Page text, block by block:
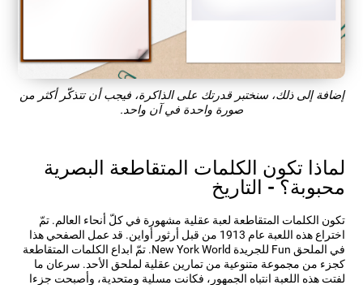
إضافة إلى ذلك، سنختبر قدرتك على الذاكرة، فيجب أن تتذكّر أكثر من
صورة واحدة في آن واحد.
لماذا تكون الكلمات المتقاطعة البصرية
محبوبة؟ - التاريخ
تكون الكلمات المتقاطعة لعبة عقلية مشهورة في كلّ أنحاء العالم. تمّ
اختراع هذه اللعبة عام 1913 من قبل أرثور أواين. قد عمل الصفحي هذا
في الملحق Fun للجريدة New York World. تمّ ابداع الكلمات المتقاطعة
كجزء من مجموعة متنوعية من تمارين عقلية لملحق الأحد. سرعان ما
لفتت هذه اللعبة انتباه الجمهور، فكانت مسلية ومتحدية، وأصبحت جزءا